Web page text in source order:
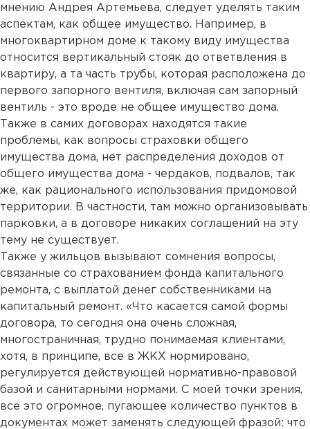
мнению Андрея Артемьева, следует уделять таким
аспектам, как общее имущество. Например, в
многоквартирном доме к такому виду имущества
относится вертикальный стояк до ответвления в
квартиру, а та часть трубы, которая расположена до
первого запорного вентиля, включая сам запорный
вентиль - это вроде не общее имущество дома.
Также в самих договорах находятся такие
проблемы, как вопросы страховки общего
имущества дома, нет распределения доходов от
общего имущества дома - чердаков, подвалов, так
же, как рационального использования придомовой
территории. В частности, там можно организовывать
парковки, а в договоре никаких соглашений на эту
тему не существует.
Также у жильцов вызывают сомнения вопросы,
связанные со страхованием фонда капитального
ремонта, с выплатой денег собственниками на
капитальный ремонт. «Что касается самой формы
договора, то сегодня она очень сложная,
многостраничная, трудно понимаемая клиентами,
хотя, в принципе, все в ЖКХ нормировано,
регулируется действующей нормативно-правовой
базой и санитарными нормами. С моей точки зрения,
все это огромное, пугающее количество пунктов в
документах может заменять следующей фразой: что